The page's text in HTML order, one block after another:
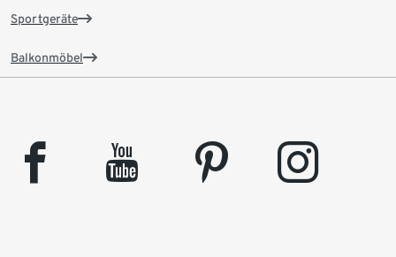
Sportgeräte
Balkonmöbel
facebook youtube pinterest instagram